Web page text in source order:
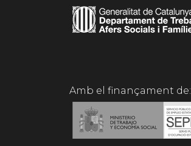
Amb el finançament de: